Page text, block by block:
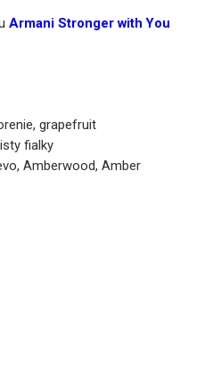
Armani Stronger with You
grapefruit
fialky
Amberwood, Amber